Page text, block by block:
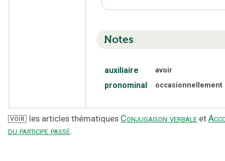
Notes
auxiliaire avoir
pronominal occasionnellement
VOIR les articles thématiques Conjugaison verbale et
du participe passé.